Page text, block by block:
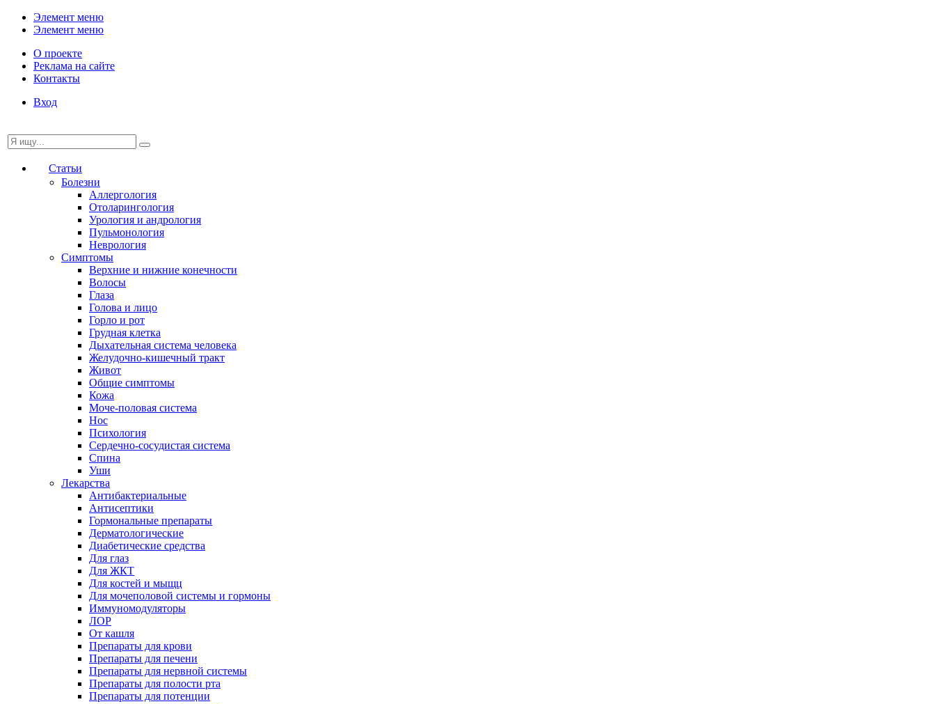
Элемент меню
Элемент меню
О проекте
Реклама на сайте
Контакты
Вход
Статьи
Болезни
Аллергология
Отоларингология
Урология и андрология
Пульмонология
Неврология
Симптомы
Верхние и нижние конечности
Волосы
Глаза
Голова и лицо
Горло и рот
Грудная клетка
Дыхательная система человека
Желудочно-кишечный тракт
Живот
Общие симптомы
Кожа
Моче-половая система
Нос
Психология
Сердечно-сосудистая система
Спина
Уши
Лекарства
Антибактериальные
Антисептики
Гормональные препараты
Дерматологические
Диабетические средства
Для глаз
Для ЖКТ
Для костей и мыщц
Для мочеполовой системы и гормоны
Иммуномодуляторы
ЛОР
От кашля
Препараты для крови
Препараты для печени
Препараты для нервной системы
Препараты для полости рта
Препараты для потенции